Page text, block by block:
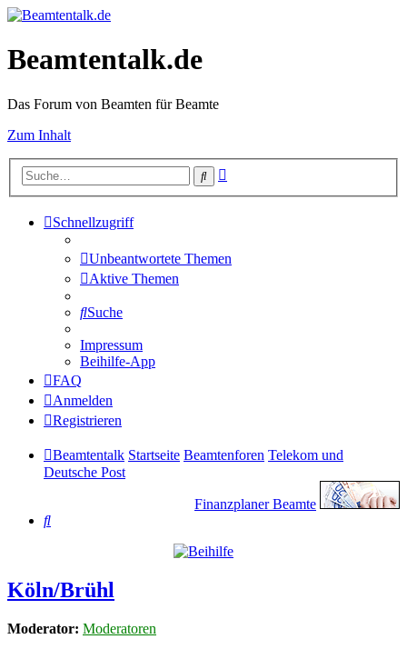
Beamtentalk.de
Das Forum von Beamten für Beamte
Zum Inhalt
Suche
Schnellzugriff
Unbeantwortete Themen
Aktive Themen
Suche
Impressum
Beihilfe-App
FAQ
Anmelden
Registrieren
Beamtentalk Startseite Beamtenforen Telekom und
Deutsche Post
Finanzplaner Beamte
Suche
Köln/Brühl
Moderator: Moderatoren